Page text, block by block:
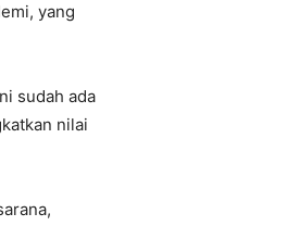
yang
sudah ada
nilai